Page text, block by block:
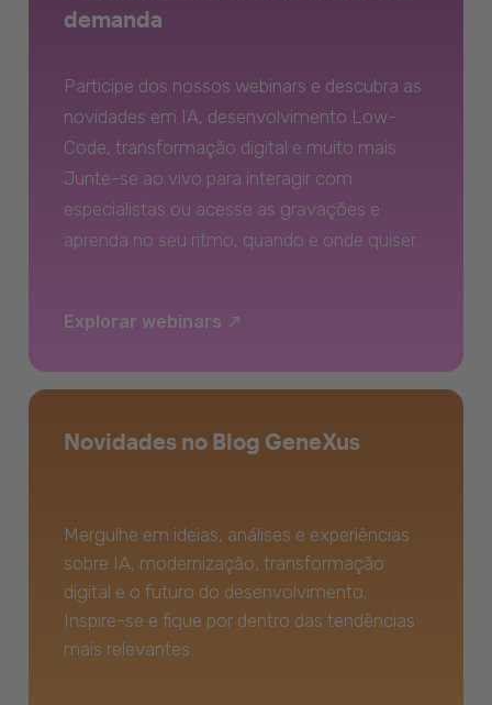
demanda
Participe dos nossos webinars e descubra as
novidades em IA, desenvolvimento Low-
Code, transformação digital e muito mais.
Junte-se ao vivo para interagir com
especialistas ou acesse as gravações e
aprenda no seu ritmo, quando e onde quiser.
Explorar webinars
Novidades no Blog GeneXus
Mergulhe em ideias, análises e experiências
sobre IA, modernização, transformação
digital e o futuro do desenvolvimento.
Inspire-se e fique por dentro das tendências
mais relevantes.